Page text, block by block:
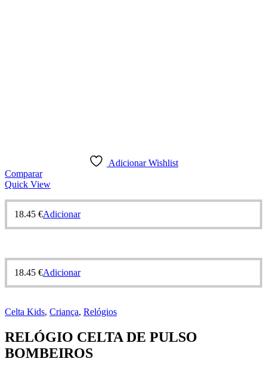
Adicionar Wishlist
Comparar
Quick View
18.45 €Adicionar
18.45 €Adicionar
Celta Kids, Criança, Relógios
RELÓGIO CELTA DE PULSO
BOMBEIROS